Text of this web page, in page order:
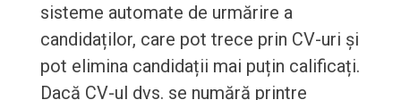
sisteme automate de urmărire a
candidaților, care pot trece prin CV-uri și
pot elimina candidații mai puțin calificați.
Dacă CV-ul dvs. se numără printre